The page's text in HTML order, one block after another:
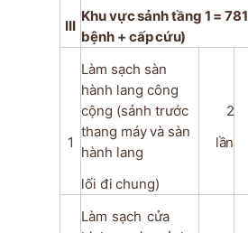
III
Khuvựcsảnhtầng 1 = 781
bệnh + cấpcứu)
1
Làm sạch sàn
hành lang công
cộng (sảnh trước
thang máyvà sàn
hành lang
lối đi chung)
2
lần
Làm sạch cửa